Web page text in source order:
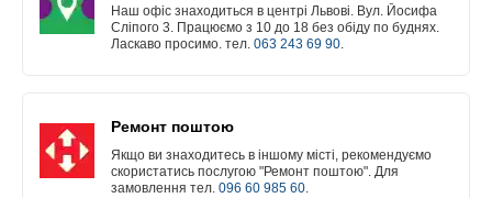
Наш офіс знаходиться в центрі Львові. Вул. Йосифа
Сліпого 3. Працюємо з 10 до 18 без обіду по буднях.
Ласкаво просимо. тел. 063 243 69 90.
Ремонт поштою
Якщо ви знаходитесь в іншому місті, рекомендуємо
скористатись послугою "Ремонт поштою". Для
замовлення тел. 096 60 985 60.